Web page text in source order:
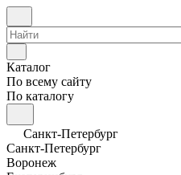
Каталог
По всему сайту
По каталогу
Санкт-Петербург
Санкт-Петербург
Воронеж